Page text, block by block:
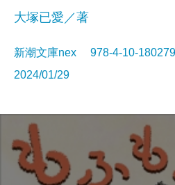
大塚已愛／著
新潮文庫nex 978-4-10-
2024/01/29